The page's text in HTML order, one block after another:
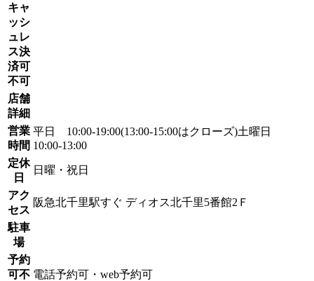
キャ
ッシ
ュレ
ス決
済可
不可
店舗
詳細
営業
時間
平日 10:00-19:00(13:00-15:00はクローズ)土曜日
10:00-13:00
定休
日
日曜・祝日
アク
セス
阪急北千里駅すぐ ディオス北千里5番館2Ｆ
駐車
場
予約
可不 電話予約可・web予約可